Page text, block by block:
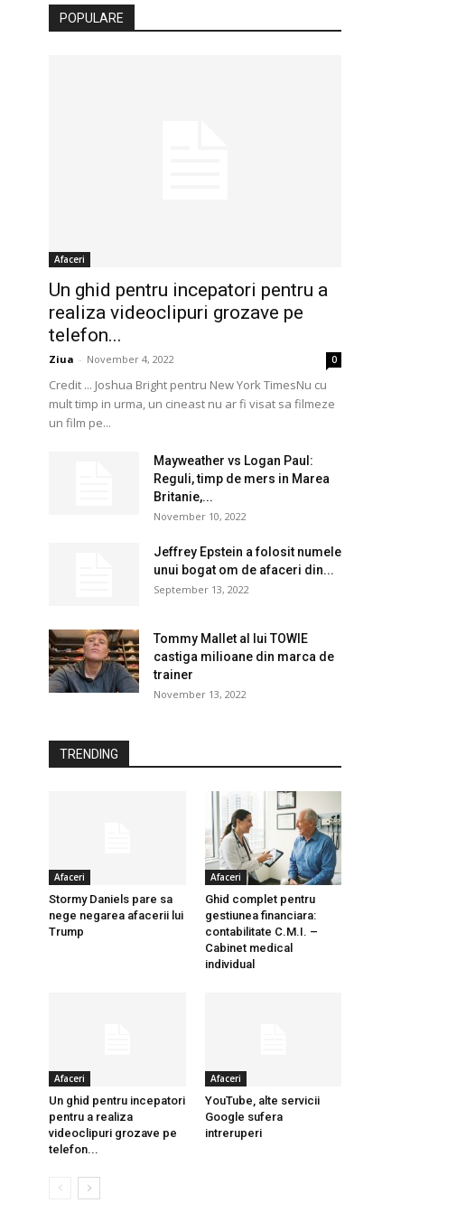
POPULARE
Afaceri
Un ghid pentru incepatori pentru a
realiza videoclipuri grozave pe
telefon...
Ziua - November 4, 2022 0
Credit ... Joshua Bright pentru New York TimesNu cu
mult timp in urma, un cineast nu ar fi visat sa filmeze
un film pe...
Mayweather vs Logan Paul:
Reguli, timp de mers in Marea
Britanie,...
November 10, 2022
Jeffrey Epstein a folosit numele
unui bogat om de afaceri din...
September 13, 2022
Tommy Mallet al lui TOWIE
castiga milioane din marca de
trainer
November 13, 2022
TRENDING
Afaceri
Stormy Daniels pare sa
nege negarea afacerii lui
Trump
Afaceri
Ghid complet pentru
gestiunea financiara:
contabilitate C.M.I. –
Cabinet medical
individual
Afaceri
Un ghid pentru incepatori
pentru a realiza
videoclipuri grozave pe
telefon...
Afaceri
YouTube, alte servicii
Google sufera
intreruperi